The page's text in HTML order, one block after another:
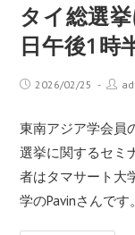
タイ総選
日午後1時
2026/02/25
東南アジア学会員
選挙に関するセミ
者はタマサート大
学のPavinさんで